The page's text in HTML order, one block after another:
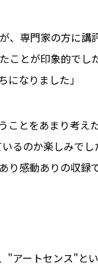
、専門家の方に講
ことが印象的でし
なりました」
ことをあまり考え
るのか楽しみでし
り感動ありの収録
"アートセンス"と